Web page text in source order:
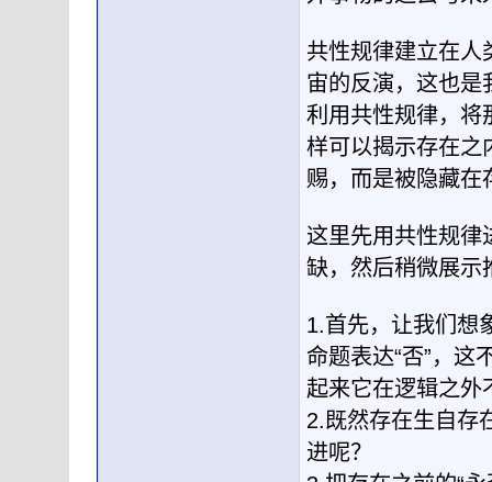
共性规律建立在人
宙的反演，这也是
利用共性规律，将
样可以揭示存在之
赐，而是被隐藏在
这里先用共性规律
缺，然后稍微展示
1.首先，让我们想
命题表达“否”，这
起来它在逻辑之外
2.既然存在生自存
进呢？